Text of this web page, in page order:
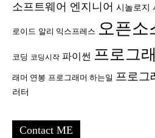
소프트웨어 엔지니어 시놀로지
로이드 알리 익스프레스 오픈소
코딩 코딩시작 파이썬 프로그
래머 연봉 프로그래머 하는일 프로그
러터
Contact ME